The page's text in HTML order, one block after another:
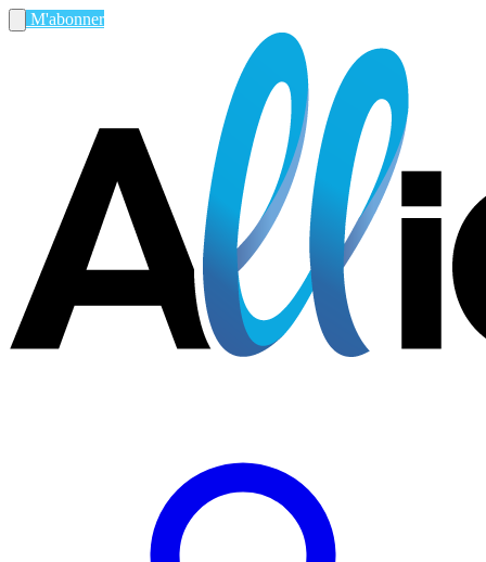
M'abonner